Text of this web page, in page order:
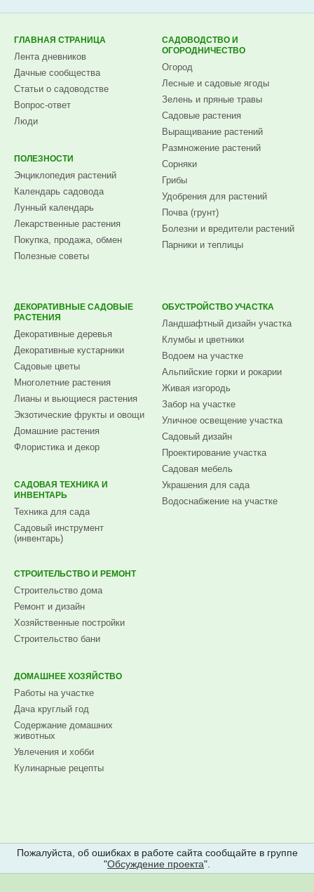
ГЛАВНАЯ СТРАНИЦА
Лента дневников
Дачные сообщества
Статьи о садоводстве
Вопрос-ответ
Люди
ПОЛЕЗНОСТИ
Энциклопедия растений
Календарь садовода
Лунный календарь
Лекарственные растения
Покупка, продажа, обмен
Полезные советы
САДОВОДСТВО И
ОГОРОДНИЧЕСТВО
Огород
Лесные и садовые ягоды
Зелень и пряные травы
Садовые растения
Выращивание растений
Размножение растений
Сорняки
Грибы
Удобрения для растений
Почва (грунт)
Болезни и вредители растений
Парники и теплицы
ДЕКОРАТИВНЫЕ САДОВЫЕ
РАСТЕНИЯ
Декоративные деревья
Декоративные кустарники
Садовые цветы
Многолетние растения
Лианы и вьющиеся растения
Экзотические фрукты и овощи
Домашние растения
Флористика и декор
САДОВАЯ ТЕХНИКА И
ИНВЕНТАРЬ
Техника для сада
Садовый инструмент
(инвентарь)
ОБУСТРОЙСТВО УЧАСТКА
Ландшафтный дизайн участка
Клумбы и цветники
Водоем на участке
Альпийские горки и рокарии
Живая изгородь
Забор на участке
Уличное освещение участка
Садовый дизайн
Проектирование участка
Садовая мебель
Украшения для сада
Водоснабжение на участке
СТРОИТЕЛЬСТВО И РЕМОНТ
Строительство дома
Ремонт и дизайн
Хозяйственные постройки
Строительство бани
ДОМАШНЕЕ ХОЗЯЙСТВО
Работы на участке
Дача круглый год
Содержание домашних
животных
Увлечения и хобби
Кулинарные рецепты
Пожалуйста, об ошибках в работе сайта сообщайте в группе
"Обсуждение проекта".